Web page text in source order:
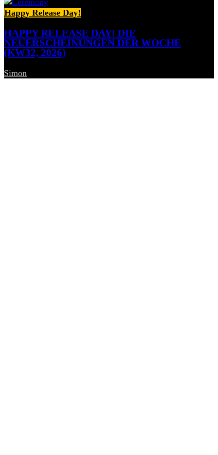
Happy Release Day!
HAPPY RELEASE DAY! DIE
NEUERSCHEINUNGEN DER WOCHE
(KW32, 2026)
Simon